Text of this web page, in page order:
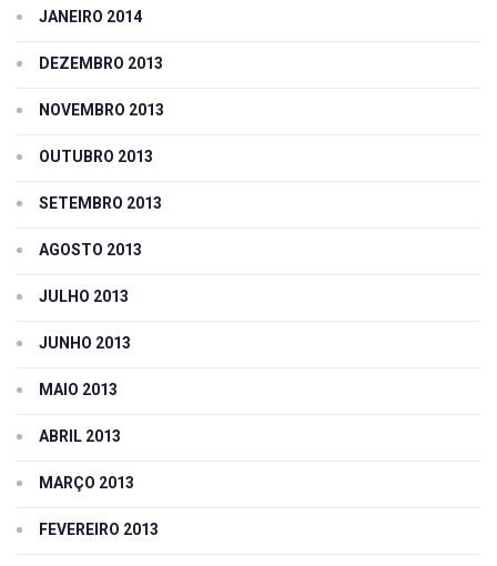
JANEIRO 2014
DEZEMBRO 2013
NOVEMBRO 2013
OUTUBRO 2013
SETEMBRO 2013
AGOSTO 2013
JULHO 2013
JUNHO 2013
MAIO 2013
ABRIL 2013
MARÇO 2013
FEVEREIRO 2013